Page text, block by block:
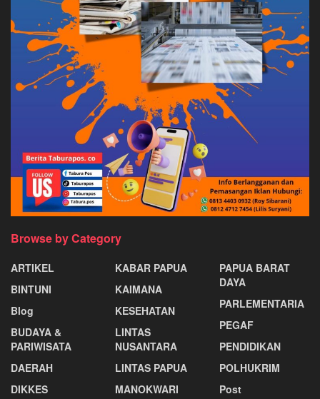
Browse by Category
ARTIKEL
BINTUNI
Blog
BUDAYA &
PARIWISATA
DAERAH
DIKKES
KABAR PAPUA
KAIMANA
KESEHATAN
LINTAS
NUSANTARA
LINTAS PAPUA
MANOKWARI
PAPUA BARAT
DAYA
PARLEMENTARIA
PEGAF
PENDIDIKAN
POLHUKRIM
Post